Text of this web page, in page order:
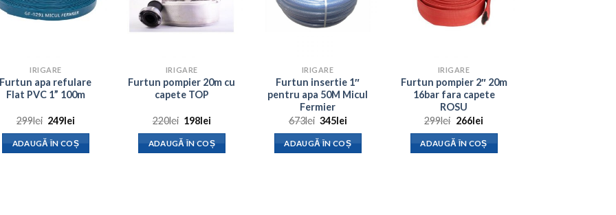
IRIGARE
Furtun apa refulare
Flat PVC 1” 100m
299lei Prețul
a
fost:
249lei
este:
249lei.
ADAUGĂ ÎN COȘ
IRIGARE
Furtun pompier 20m cu
capete TOP
220lei Prețul
a
fost:
198leiPrețul
este:
198lei.
ADAUGĂ ÎN COȘ
IRIGARE
Furtun insertie 1″
pentru apa 50M Micul
Fermier
673lei Prețul
a
fost:
345leiPrețul
este:
345lei.
ADAUGĂ ÎN COȘ
IRIGARE
Furtun pompier 2″ 20m
16bar fara capete
ROSU
299lei Prețul
a
fost:
266leiPrețul
este:
266lei.
ADAUGĂ ÎN COȘ